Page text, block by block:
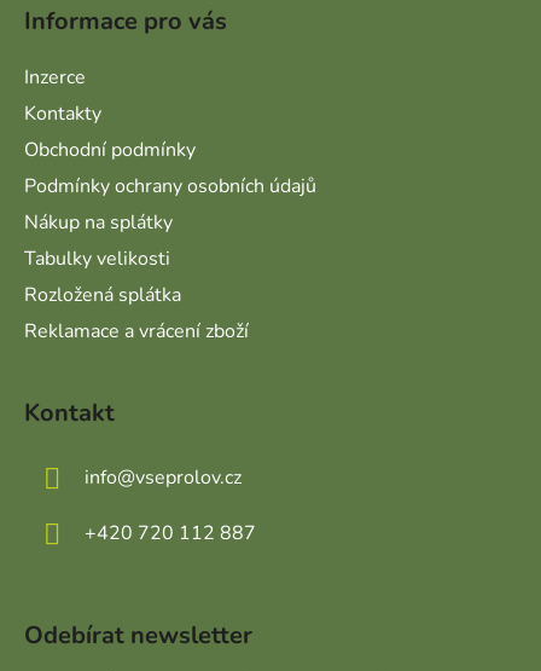
Informace pro vás
Inzerce
Kontakty
Obchodní podmínky
Podmínky ochrany osobních údajů
Nákup na splátky
Tabulky velikosti
Rozložená splátka
Reklamace a vrácení zboží
Kontakt
info@vseprolov.cz
+420 720 112 887
Odebírat newsletter